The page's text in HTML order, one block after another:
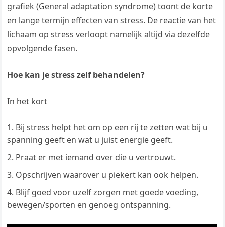
grafiek (General adaptation syndrome) toont de korte
en lange termijn effecten van stress. De reactie van het
lichaam op stress verloopt namelijk altijd via dezelfde
opvolgende fasen.
Hoe kan je stress zelf behandelen?
In het kort
Bij stress helpt het om op een rij te zetten wat bij u
spanning geeft en wat u juist energie geeft.
Praat er met iemand over die u vertrouwt.
Opschrijven waarover u piekert kan ook helpen.
Blijf goed voor uzelf zorgen met goede voeding,
bewegen/sporten en genoeg ontspanning.